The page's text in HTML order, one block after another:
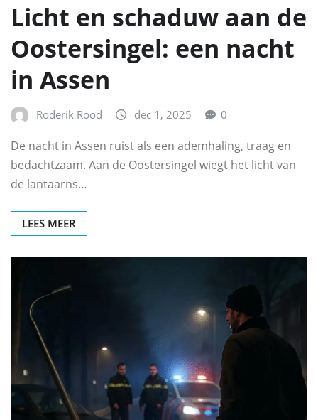
Licht en schaduw aan de
Oostersingel: een nacht
in Assen
Roderik Rood dec 1, 2025 0
De nacht in Assen ruist als een ademhaling, traag en
bedachtzaam. Aan de Oostersingel wiegt het licht van
de lantaarns…
LEES MEER